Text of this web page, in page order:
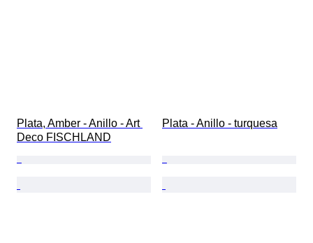
Plata, Amber - Anillo - Art
Deco FISCHLAND
Plata - Anillo - turquesa